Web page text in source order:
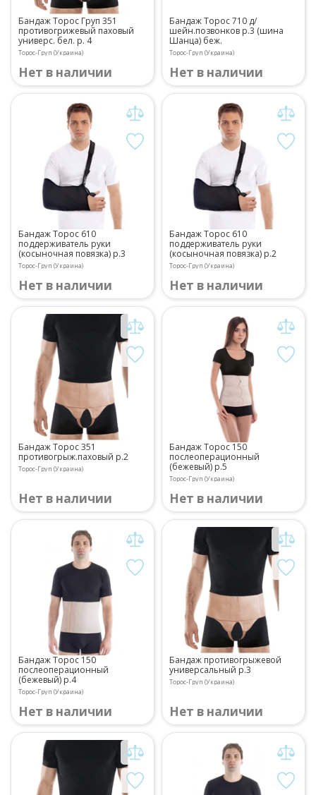
Бандаж Торос Груп 351
противогрижевый паховый
универс. бел. р. 4
Торос-Груп (Украина)
Нет в наличии
Бандаж Торос 710 д/
шейн.позвонков р.3 (шина
Шанца) беж.
Торос-Груп (Украина)
Нет в наличии
Бандаж Торос 610
поддерживатель руки
(косыночная повязка) р.3
Торос-Груп (Украина)
Нет в наличии
Бандаж Торос 610
поддерживатель руки
(косыночная повязка) р.2
Торос-Груп (Украина)
Нет в наличии
Бандаж Торос 351
противогрыж.паховый р.2
Торос-Груп (Украина)
Нет в наличии
Бандаж Торос 150
послеоперационный
(бежевый) р.5
Торос-Груп (Украина)
Нет в наличии
Бандаж Торос 150
послеоперационный
(бежевый) р.4
Торос-Груп (Украина)
Нет в наличии
Бандаж противогрыжевой
универсальный р.3
Торос-Груп (Украина)
Нет в наличии